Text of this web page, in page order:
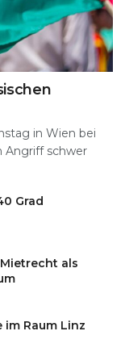
in Wien bei
Angriff schwer
Grad
als
Raum Linz